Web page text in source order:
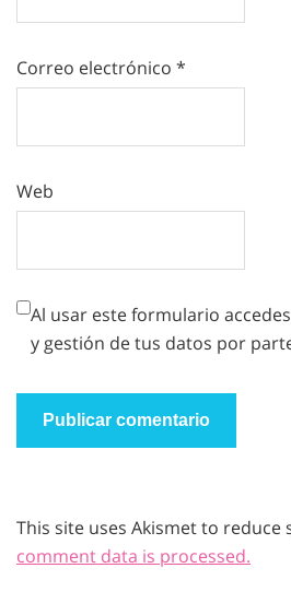
Correo electrónico *
Web
Al usar este formulario
y gestión de tus datos por
This site uses Akismet to reduce
comment data is processed.